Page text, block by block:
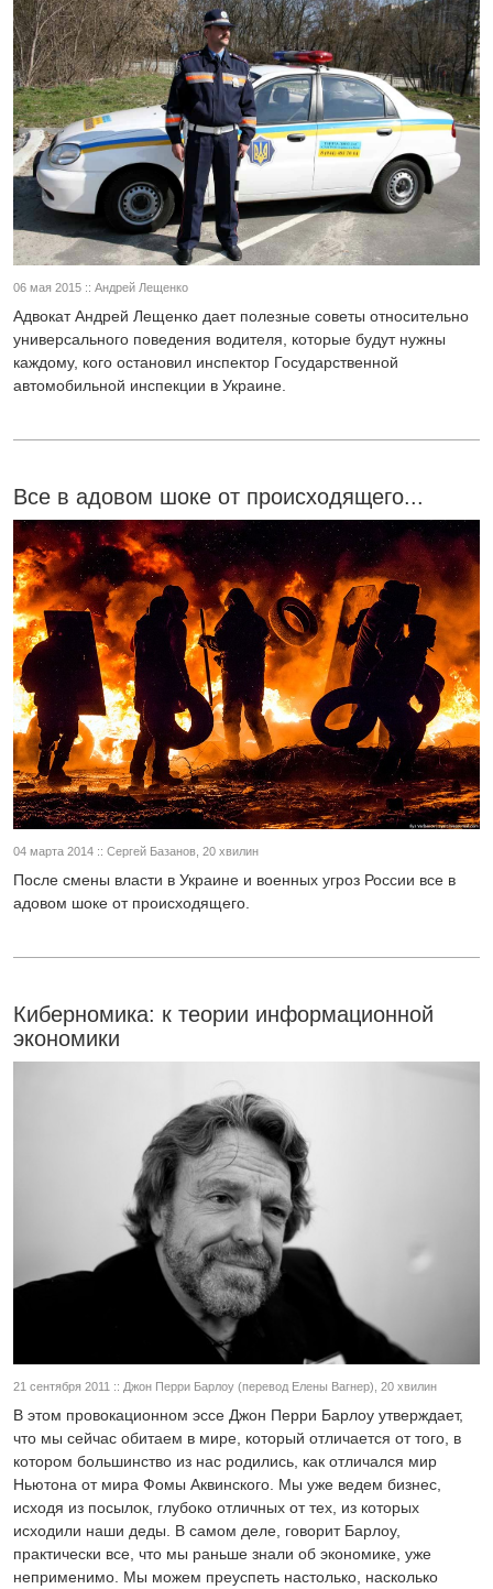
06 мая 2015 :: Андрей Лещенко
Адвокат Андрей Лещенко дает полезные советы относительно
универсального поведения водителя, которые будут нужны
каждому, кого остановил инспектор Государственной
автомобильной инспекции в Украине.
Все в адовом шоке от происходящего...
04 марта 2014 :: Сергей Базанов, 20 хвилин
После смены власти в Украине и военных угроз России все в
адовом шоке от происходящего.
Киберномика: к теории информационной
экономики
21 сентября 2011 :: Джон Перри Барлоу (перевод Елены Вагнер), 20 хвилин
В этом провокационном эссе Джон Перри Барлоу утверждает,
что мы сейчас обитаем в мире, который отличается от того, в
котором большинство из нас родились, как отличался мир
Ньютона от мира Фомы Аквинского. Мы уже ведем бизнес,
исходя из посылок, глубоко отличных от тех, из которых
исходили наши деды. В самом деле, говорит Барлоу,
практически все, что мы раньше знали об экономике, уже
неприменимо. Мы можем преуспеть настолько, насколько